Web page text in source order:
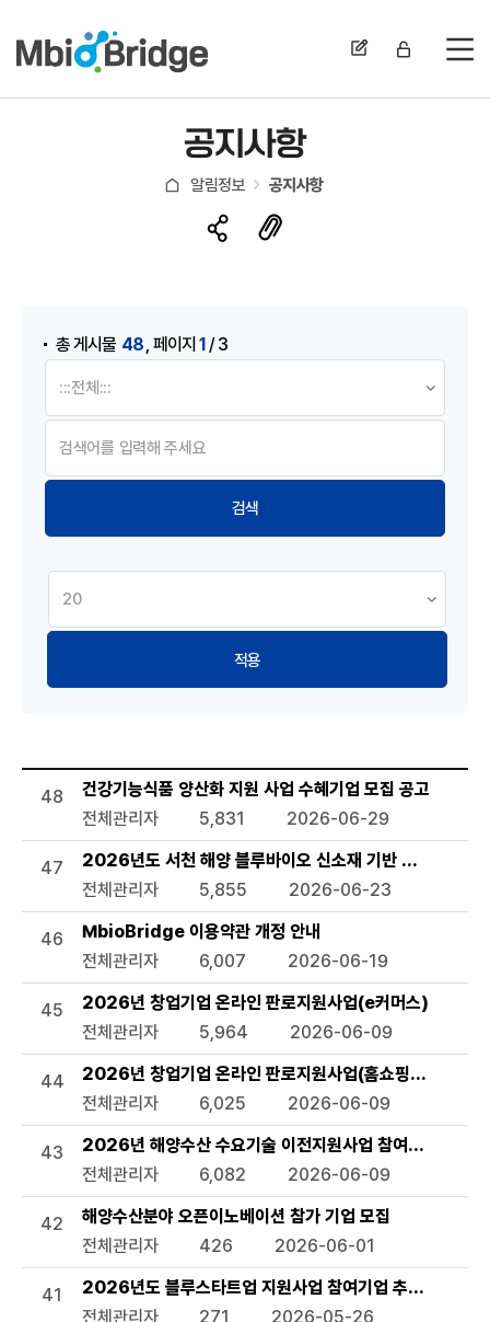
전
공지사항
알림정보 공지사항
총 게시물 48 ,페이지1/ 3
적용
공지사항 목록으로 번호, 제목, 작성자, 조회수,등록일, 첨부파
48
건강기능식품 양산화 지원 사업 수혜기업 모집 공고
전체관리자
5,831 2026-06-29
47
2026년도 서천 해양 블루바이오 신소재 기반 관련 기술지
전체관리자
5,855 2026-06-23
46
MbioBridge 이용약관 개정 안내
전체관리자
6,007 2026-06-19
45
2026년 창업기업 온라인 판로지원사업(e커머스)
전체관리자
5,964 2026-06-09
44
2026년 창업기업 온라인 판로지원사업(홈쇼핑 방송지원)
전체관리자
6,025 2026-06-09
43
2026년 해양수산 수요기술 이전지원사업 참여기업 모집
전체관리자
6,082 2026-06-09
42
해양수산분야 오픈이노베이션 참가 기업 모집
전체관리자
426 2026-06-01
41
2026년도 블루스타트업 지원사업 참여기업 추가모집 공고
전체관리자
271 2026-05-26